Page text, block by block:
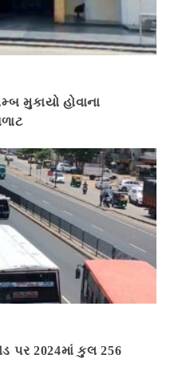
મુકાયો હોવાના
ખળભળાટ
પર 2024માં કુલ 256